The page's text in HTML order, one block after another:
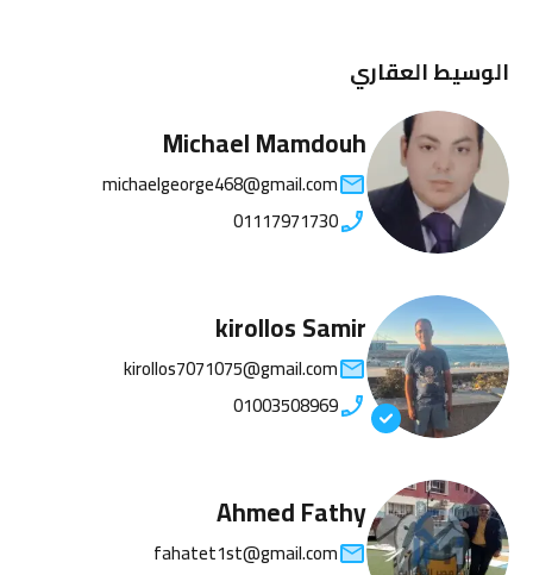
الوسيط العقاري
Michael Mamdouh
michaelgeorge468@gmail.com
01117971730
kirollos Samir
kirollos7071075@gmail.com
01003508969
Ahmed Fathy
fahatet1st@gmail.com